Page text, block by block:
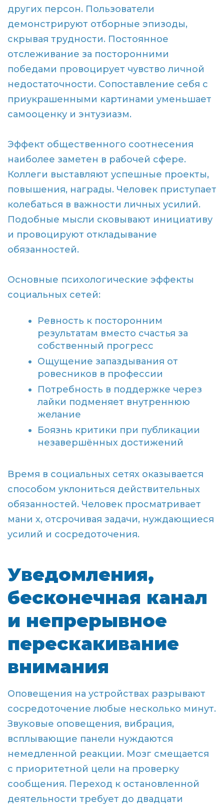
других персон. Пользователи
демонстрируют отборные эпизоды,
скрывая трудности. Постоянное
отслеживание за посторонними
победами провоцирует чувство личной
недостаточности. Сопоставление себя с
приукрашенными картинами уменьшает
самооценку и энтузиазм.
Эффект общественного соотнесения
наиболее заметен в рабочей сфере.
Коллеги выставляют успешные проекты,
повышения, награды. Человек приступает
колебаться в важности личных усилий.
Подобные мысли сковывают инициативу
и провоцируют откладывание
обязанностей.
Основные психологические эффекты
социальных сетей:
Ревность к посторонним
результатам вместо счастья за
собственный прогресс
Ощущение запаздывания от
ровесников в профессии
Потребность в поддержке через
лайки подменяет внутреннюю
желание
Боязнь критики при публикации
незавершённых достижений
Время в социальных сетях оказывается
способом уклониться действительных
обязанностей. Человек просматривает
мани х, отсрочивая задачи, нуждающиеся
усилий и сосредоточения.
Уведомления,
бесконечная канал
и непрерывное
перескакивание
внимания
Оповещения на устройствах разрывают
сосредоточение любые несколько минут.
Звуковые оповещения, вибрация,
всплывающие панели нуждаются
немедленной реакции. Мозг смещается
с приоритетной цели на проверку
сообщения. Переход к остановленной
деятельности требует до двадцати